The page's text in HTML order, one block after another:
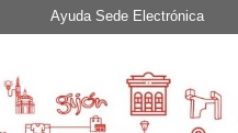
Ayuda Sede Electrónica